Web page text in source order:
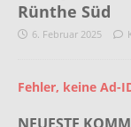
Rünthe Süd
6. Februar 2025
Fehler, keine Ad-